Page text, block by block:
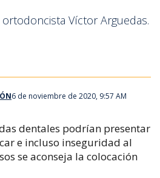
Víctor Arguedas.
6 de noviembre de 2020, 9:57 AM
dentales podrían presentar
e incluso inseguridad al
se aconseja la colocación